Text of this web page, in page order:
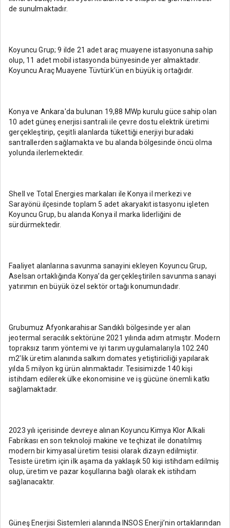
de sunulmaktadır.
Koyuncu Grup; 9 ilde 21 adet araç muayene istasyonuna sahip
olup, 11 adet mobil istasyonda bünyesinde yer almaktadır.
Koyuncu Araç Muayene Tüvtürk’ün en büyük iş ortağıdır.
Konya ve Ankara'da bulunan 19,88 MWp kurulu güce sahip olan
10 adet güneş enerjisi santrali ile çevre dostu elektrik üretimi
gerçekleştirip, çeşitli alanlarda tükettiği enerjiyi buradaki
santrallerden sağlamakta ve bu alanda bölgesinde öncü olma
yolunda ilerlemektedir.
Shell ve Total Energies markaları ile Konya il merkezi ve
Sarayönü ilçesinde toplam 5 adet akaryakıt istasyonu işleten
Koyuncu Grup, bu alanda Konya il marka liderliğini de
sürdürmektedir.
Faaliyet alanlarına savunma sanayini ekleyen Koyuncu Grup,
Aselsan ortaklığında Konya’da gerçekleştirilen savunma sanayi
yatırımın en büyük özel sektör ortağı konumundadır.
Grubumuz Afyonkarahisar Sandıklı bölgesinde yer alan
jeotermal seracılık sektörüne 2021 yılında adım atmıştır. Modern
topraksız tarım yöntemi ve iyi tarım uygulamalarıyla 102.240
m2'lik üretim alanında salkım domates yetiştiriciliği yapılarak
yılda 5 milyon kg ürün alınmaktadır. Tesisimizde 140 kişi
istihdam edilerek ülke ekonomisine ve iş gücüne önemli katkı
sağlamaktadır.
2023 yılı içerisinde devreye alınan Koyuncu Kimya Klor Alkali
Fabrikası en son teknoloji makine ve teçhizat ile donatılmış
modern bir kimyasal üretim tesisi olarak dizayn edilmiştir.
Tesiste üretim için ilk aşama da yaklaşık 50 kişi istihdam edilmiş
olup, üretim ve pazar koşullarına bağlı olarak ek istihdam
sağlanacaktır.
Güneş Enerjisi Sistemleri alanında INSOS Enerji’nin ortaklarından